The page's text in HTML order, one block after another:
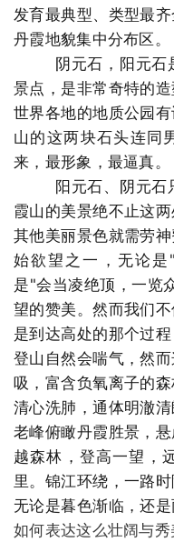
发育最典型、类型最
丹霞地貌集中分布区。
阴元石，阳元石是
景点，是非常奇特的
世界各地的地质公园
山的这两块石头连同
来，最形象，最逼真。
阳元石、阴元石只
霞山的美景绝不止这
其他美丽景色就需劳
始欲望之一，无论
是"会当凌绝顶，一览
望的赞美。然而我们
是到达高处的那个过
登山自然会喘气，然
吸，富含负氧离子的
清心洗肺，通体明澈
老峰俯瞰丹霞胜景，
越森林，登高一望，
里。锦江环绕，一路
无论是暮色渐临，还
如何表达这么壮阔与秀